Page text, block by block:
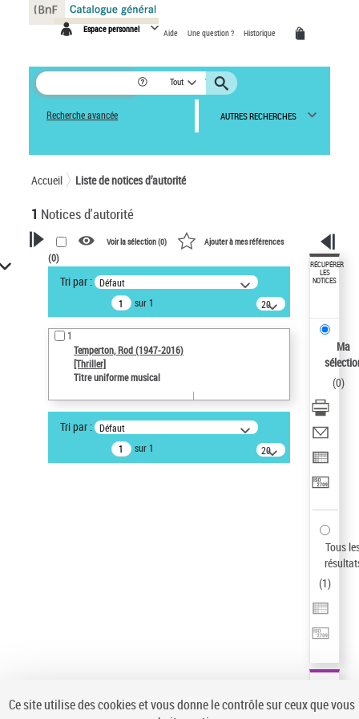
Espace personnel Aide Une question ? Historique
Tout
Recherche avancée AUTRES RECHERCHES
Accueil Liste de notices d’autorité
1 Notices d'autorité
VOTRE RECHERCHE
Recherche avancée dans les
notices d’autorité
Œuvres liées à l'auteur :
Temperton, Rod (1947-2016)
Auteur d’œuvre
Type de notice d'autorité
Voir la sélection (0) Ajouter à mes références
(0)
Tri par : Défaut
sur 1
20
résultats/page
1
Temperton, Rod (1947-2016)
[Thriller]
Titre uniforme musical
Tri par : Défaut
sur 1
20
résultats/page
RÉCUPÉRER
LES
NOTICES
Ma
(0)
Tous
(1)
Panneau de gestion des cookies
Ce site utilise des cookies et vous donne le contrôle sur ceux que vous